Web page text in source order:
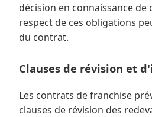
décision en connaissance de
respect de ces obligations
du contrat.
Clauses de révision et
Les contrats de franchise
clauses de révision des